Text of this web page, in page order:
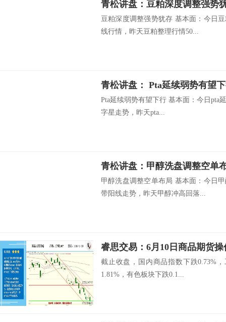
青松讲盘：豆粕深度调整强势
豆粕深度调整强势犹存 基本面：今日
线行情，昨天豆粕整理行情50...
青松讲盘： Pta延续弱势有望
Pta延续弱势有望下行 基本面：今日pta
字星走势，昨天pta...
青松讲盘：甲醇洗盘调整空单
甲醇洗盘调整空单布局 基本面：今日
带阳线走势，昨天甲醇冲高回落...
睿思交易：6月10日商品期货操
截止收盘，国内商品指数下跌0.73%
1.81%，有色板块下跌0.1...